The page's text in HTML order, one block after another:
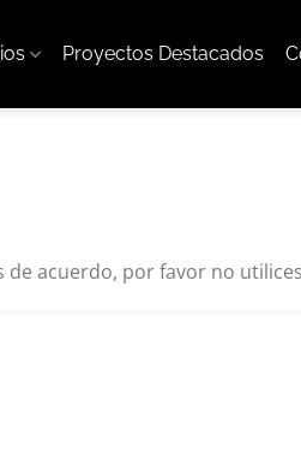
Proyectos Destacados
de acuerdo, por favor no